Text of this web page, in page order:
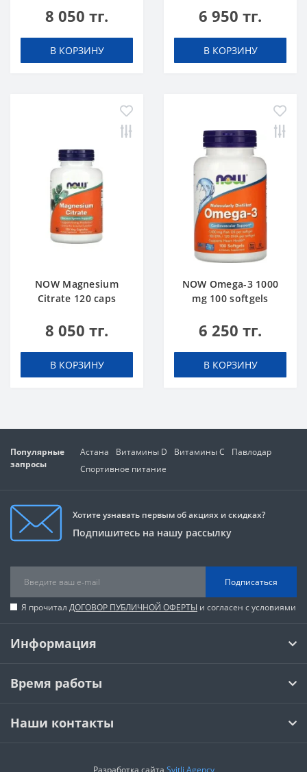
8 050 тг.
В КОРЗИНУ
6 950 тг.
В КОРЗИНУ
NOW Magnesium
Citrate 120 caps
8 050 тг.
В КОРЗИНУ
NOW Omega-3 1000
mg 100 softgels
6 250 тг.
В КОРЗИНУ
Популярные
запросы
Астана Витамины D Витамины C
Павлодар
Спортивное питание
Хотите узнавать первым об акциях и скидках?
Подпишитесь на нашу рассылку
Подписаться
Я прочитал ДОГОВОР ПУБЛИЧНОЙ ОФЕРТЫ и согласен с условиями
Информация
Время работы
Наши контакты
Разработка сайта Svitli Agency